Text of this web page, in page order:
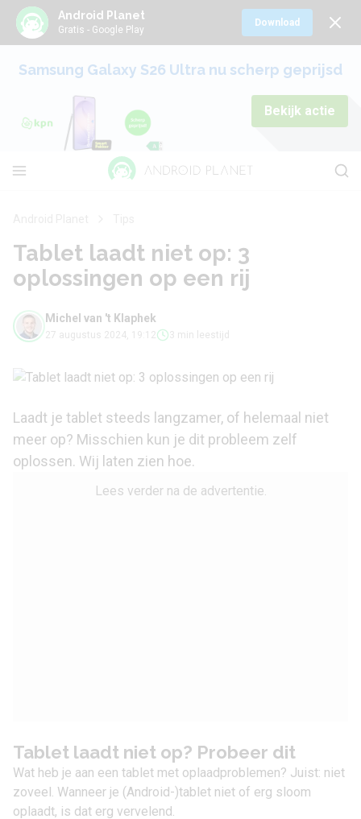
Android Planet
Gratis - Google Play
Download
Samsung Galaxy S26 Ultra nu scherp geprijsd
Bekijk actie
Tablet laadt niet op: 3
oplossingen op een rij
Michel van 't Klaphek
27 augustus 2024, 19:12 3 min leestijd
Laadt je tablet steeds langzamer, of helemaal niet
meer op? Misschien kun je dit probleem zelf
oplossen. Wij laten zien hoe.
Lees verder na de advertentie.
Tablet laadt niet op? Probeer dit
Wat heb je aan een tablet met oplaadproblemen? Juist: niet
zoveel. Wanneer je (Android-)tablet niet of erg sloom
oplaadt, is dat erg vervelend.